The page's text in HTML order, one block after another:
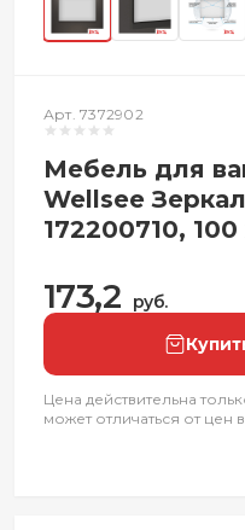
Арт. 7372902
Мебель для
Wellsee
172200710,
173,2 руб.
Цена действительна
может отличаться от цен